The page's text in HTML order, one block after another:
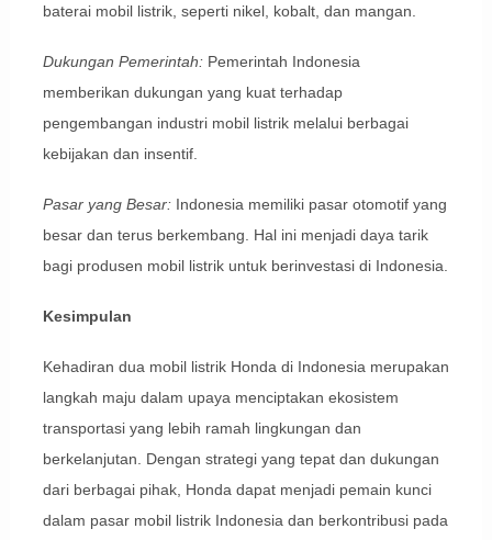
baterai mobil listrik, seperti nikel, kobalt, dan mangan.
Dukungan Pemerintah:Pemerintah Indonesia
memberikan dukungan yang kuat terhadap
pengembangan industri mobil listrik melalui berbagai
kebijakan dan insentif.
Pasar yang Besar:Indonesia memiliki pasar otomotif yang
besar dan terus berkembang. Hal ini menjadi daya tarik
bagi produsen mobil listrik untuk berinvestasi di Indonesia.
Kesimpulan
Kehadiran dua mobil listrik Honda di Indonesia merupakan
langkah maju dalam upaya menciptakan ekosistem
transportasi yang lebih ramah lingkungan dan
berkelanjutan. Dengan strategi yang tepat dan dukungan
dari berbagai pihak, Honda dapat menjadi pemain kunci
dalam pasar mobil listrik Indonesia dan berkontribusi pada